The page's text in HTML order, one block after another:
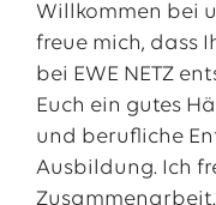
Willkommen bei
freue mich, dass
bei EWE NETZ
Euch ein gutes
und berufliche
Ausbildung. Ich